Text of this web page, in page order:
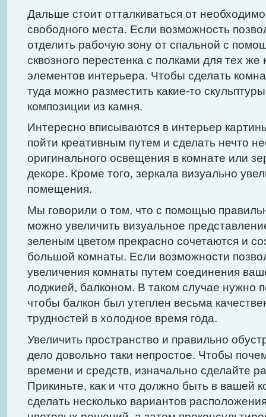
Дальше стоит отталкиваться от
свободного места. Если возможность
отделить рабочую зону от спальной с
сквозного перестенка с полками для тех же
элементов интерьера. Чтобы сделать
туда можно разместить какие-то
композиции из камня.
Интересно вписываются в интерьер
пойти креативным путем и сделать нечто
оригинального освещения в комнате или
декоре. Кроме того, зеркала визуально
помещения.
Мы говорили о том, что с помощью
можно увеличить визуальное
зеленым цветом прекрасно сочетаются и
большой комнаты. Если возможности
увеличения комнаты путем соединения
лоджией, балконом. В таком случае нужно
чтобы балкон был утеплен весьма
трудностей в холодное время года.
Увеличить пространство и правильно
дело довольно таки непростое. Чтобы
времени и средств, изначально сделайте
Прикиньте, как и что должно быть в вашей
сделать несколько вариантов